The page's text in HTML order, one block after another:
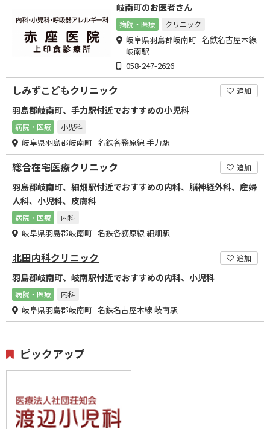
岐南町のお医者さん
病院・医療 クリニック
岐阜県羽島郡岐南町 名鉄名古屋本線
岐南駅
058-247-2626
しみずこどもクリニック 追加
羽島郡岐南町、手力駅付近でおすすめの小児科
病院・医療 小児科
岐阜県羽島郡岐南町 名鉄各務原線 手力駅
総合在宅医療クリニック 追加
羽島郡岐南町、細畑駅付近でおすすめの内科、脳神経外科、産婦
人科、小児科、皮膚科
病院・医療 内科
岐阜県羽島郡岐南町 名鉄各務原線 細畑駅
北田内科クリニック 追加
羽島郡岐南町、岐南駅付近でおすすめの内科、小児科
病院・医療 内科
岐阜県羽島郡岐南町 名鉄名古屋本線 岐南駅
ピックアップ